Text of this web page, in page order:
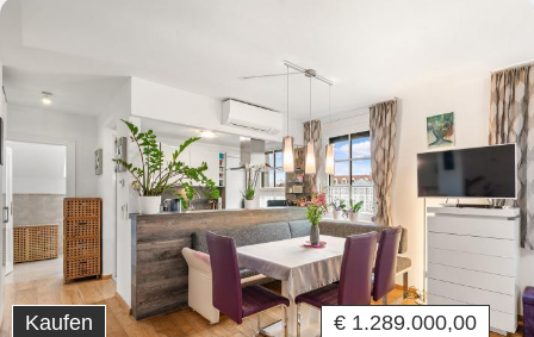
Kaufen € 1.289.000,00